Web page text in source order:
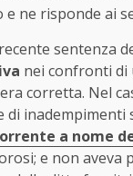
ne risponde ai
sentenza
nei confronti di
corretta. Nel
a nome
e non